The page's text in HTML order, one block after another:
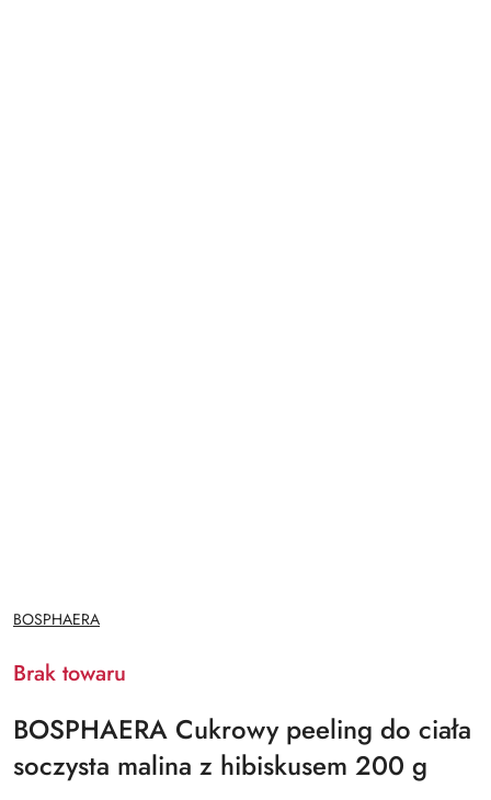
NAZWA
PRODUCENTA:
BOSPHAERA
Brak towaru
BOSPHAERA Cukrowy peeling do ciała
soczysta malina z hibiskusem 200 g